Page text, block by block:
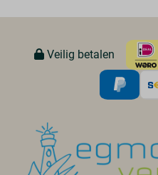
Veilig betalen